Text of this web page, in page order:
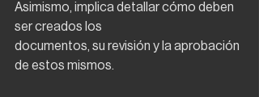
Asimismo, implica detallar cómo deben
ser creados los
documentos, su revisión y la aprobación
de estos mismos.